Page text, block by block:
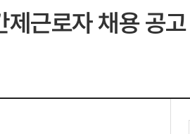
근로자 채용 공고